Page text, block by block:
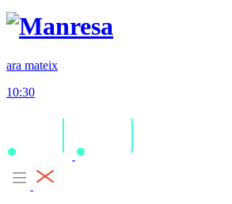
ara mateix
10:30